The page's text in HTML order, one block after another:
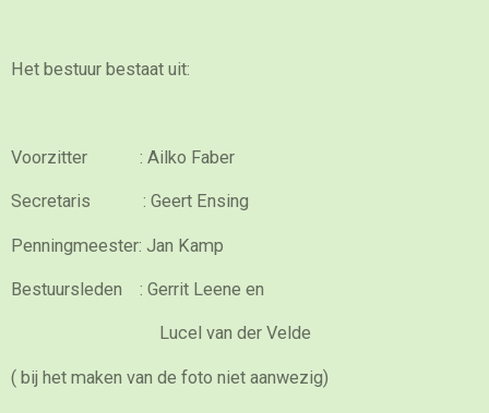
Het bestuur bestaat uit:
Voorzitter : Ailko Faber
Secretaris : Geert Ensing
Penningmeester: Jan Kamp
Bestuursleden : Gerrit Leene en
Lucel van der Velde
( bij het maken van de foto niet aanwezig)